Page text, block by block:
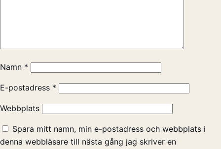
Namn *
E-postadress *
Webbplats
Spara mitt namn, min e-postadress och webbplats i
denna webbläsare till nästa gång jag skriver en